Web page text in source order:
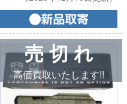
売 切 れ
高価買取いたします!!